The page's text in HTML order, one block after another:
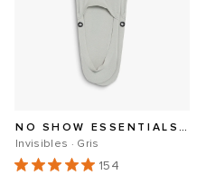
NO SHOW ESSENTIALS SECOND SKIN
Invisibles · Gris
154